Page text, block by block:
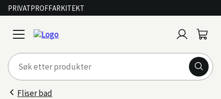
PRIVATPROFFARKITEKT
open
menu
inn
Fliser bad